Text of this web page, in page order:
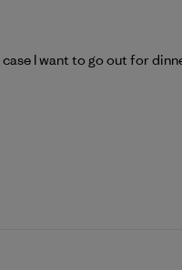
I want to go out for